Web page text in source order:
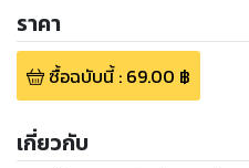
ราคา
ซื้อฉบับนี้: 69.00 ฿
เกี่ยวกับ